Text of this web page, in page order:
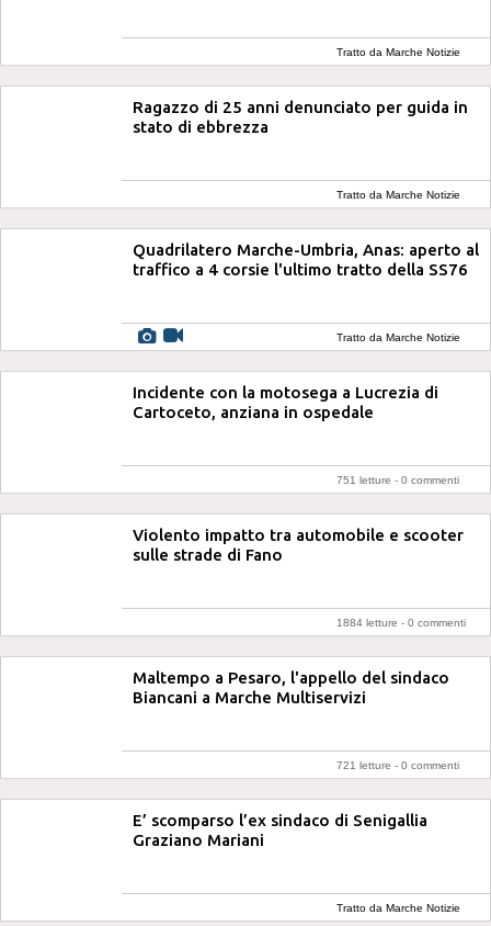
Tratto da Marche Notizie
Ragazzo di 25 anni denunciato per guida in
stato di ebbrezza
Tratto da Marche Notizie
Quadrilatero Marche-Umbria, Anas: aperto al
traffico a 4 corsie l'ultimo tratto della SS76
Tratto da Marche Notizie
Incidente con la motosega a Lucrezia di
Cartoceto, anziana in ospedale
751 letture - 0 commenti
Violento impatto tra automobile e scooter
sulle strade di Fano
1884 letture - 0 commenti
Maltempo a Pesaro, l'appello del sindaco
Biancani a Marche Multiservizi
721 letture - 0 commenti
E’ scomparso l’ex sindaco di Senigallia
Graziano Mariani
Tratto da Marche Notizie